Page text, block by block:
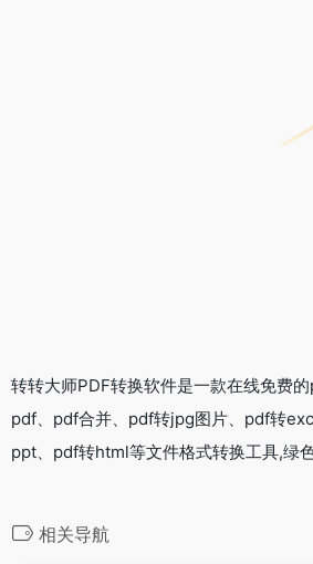
转转大师PDF转换软件是一款在线免费
pdf、pdf合并、pdf转jpg图片、pdf转
ppt、pdf转html等文件格式转换工具,绿
相关导航